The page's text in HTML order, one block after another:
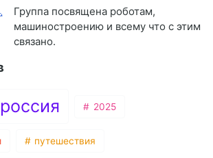
Группа посвящена роботам,
машиностроению и всему что с этим
связано.
россия 2025
путешествия